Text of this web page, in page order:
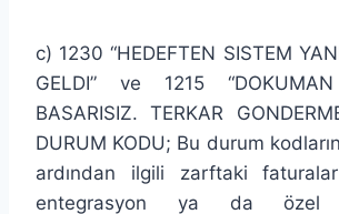
c) 1230 “HEDEFTEN SISTEM
GELDI” ve 1215 “DOKUMAN
BASARISIZ. TERKAR
DURUM KODU; Bu durum
ardından ilgili zarftaki
entegrasyon ya da özel